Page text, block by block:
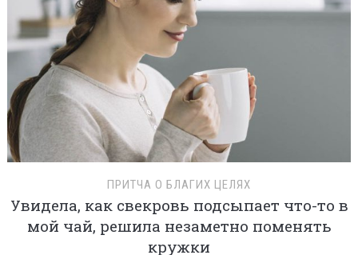
ПРИТЧА О БЛАГИХ ЦЕЛЯХ
Увидела, как свекровь подсыпает что-то в
мой чай, решила незаметно поменять
кружки